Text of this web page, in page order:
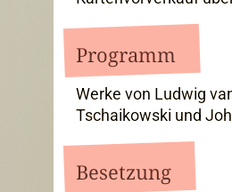
Programm
Werke von Ludwig
Tschaikowski und
Besetzung